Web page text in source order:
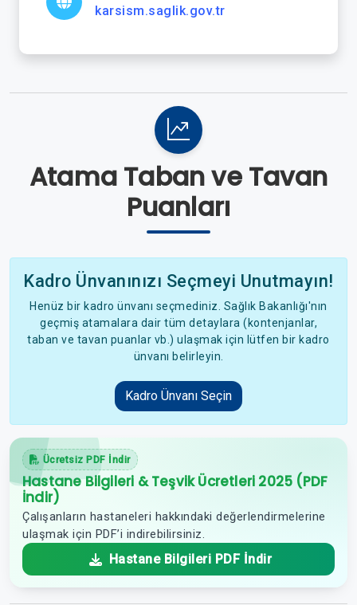
karsism.saglik.gov.tr
Atama Taban ve Tavan
Puanları
Kadro Ünvanınızı Seçmeyi Unutmayın!
Henüz bir kadro ünvanı seçmediniz. Sağlık Bakanlığı'nın
geçmiş atamalara dair tüm detaylara (kontenjanlar,
taban ve tavan puanlar vb.) ulaşmak için lütfen bir kadro
ünvanı belirleyin.
Kadro Ünvanı Seçin
Ücretsiz PDF İndir
Hastane Bilgileri & Teşvik Ücretleri 2025 (PDF
İndir)
Çalışanların hastaneleri hakkındaki değerlendirmelerine
ulaşmak için PDF’i indirebilirsiniz.
Hastane Bilgileri PDF İndir